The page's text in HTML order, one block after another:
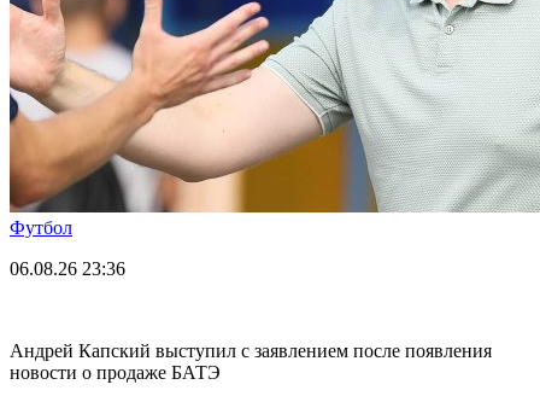
Футбол
06.08.26 23:36
Андрей Капский выступил с заявлением после появления
новости о продаже БАТЭ